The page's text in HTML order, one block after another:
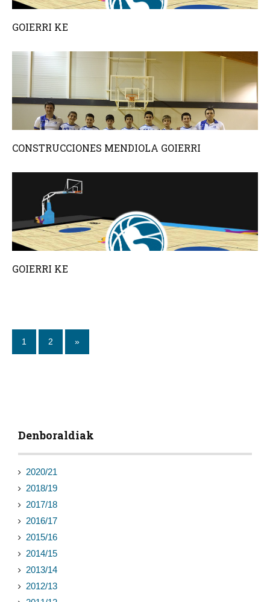
GOIERRI KE
CONSTRUCCIONES MENDIOLA GOIERRI
GOIERRI KE
1 2 »
Denboraldiak
2020/21
2018/19
2017/18
2016/17
2015/16
2014/15
2013/14
2012/13